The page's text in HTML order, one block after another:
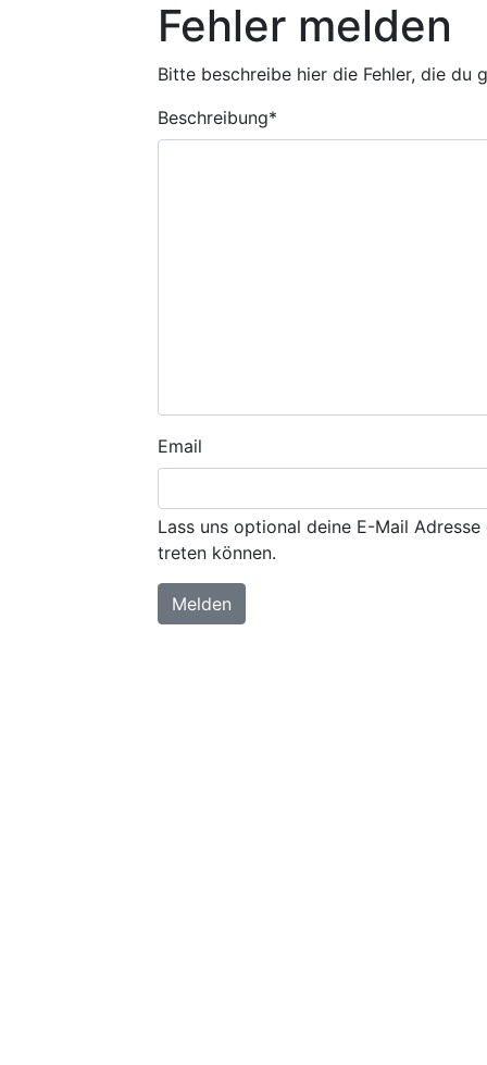
Fehler melden
Bitte beschreibe hier die Fehler, die du
Beschreibung*
Email
Lass uns optional deine E-Mail
treten können.
Melden